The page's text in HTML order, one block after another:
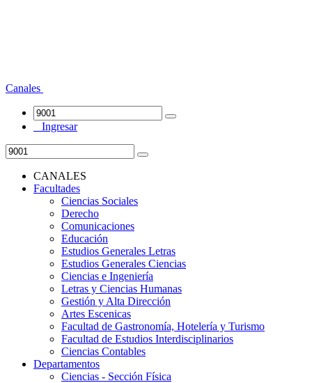
Canales
Ingresar
CANALES
Facultades
Ciencias Sociales
Derecho
Comunicaciones
Educación
Estudios Generales Letras
Estudios Generales Ciencias
Ciencias e Ingeniería
Letras y Ciencias Humanas
Gestión y Alta Dirección
Artes Escenicas
Facultad de Gastronomía, Hotelería y Turismo
Facultad de Estudios Interdisciplinarios
Ciencias Contables
Departamentos
Ciencias - Sección Física